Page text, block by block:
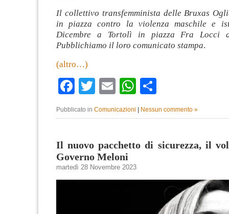
Il collettivo transfemminista delle Bruxas
in piazza contro la violenza maschile e
Dicembre a Tortolì in piazza Fra Locci
Pubblichiamo il loro comunicato stampa.
(altro…)
Facebook
TwitterEmailWhatsApp
Pubblicato in Comunicazioni | Nessun commento »
Il nuovo pacchetto di sicurezza, il
Governo Meloni
martedì 28 Novembre 2023